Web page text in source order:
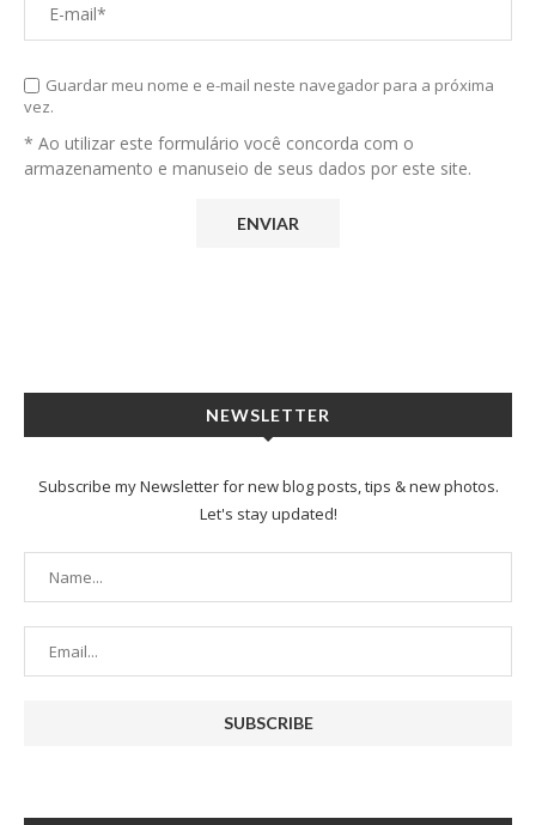
Guardar meu nome e e-mail neste navegador para a próxima
vez.
* Ao utilizar este formulário você concorda com o
armazenamento e manuseio de seus dados por este site.
NEWSLETTER
Subscribe my Newsletter for new blog posts, tips & new photos.
Let's stay updated!